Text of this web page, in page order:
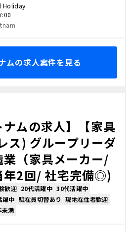
Holiday
ムの求人案件を見る
ナムの求人】【家具
ス) グループリーダ
業（家具メーカー/
年2回/ 社宅完備◎)
歓迎 20代活躍中 30代活躍中
躍中 駐在員切替あり
現地在住者歓迎
未満